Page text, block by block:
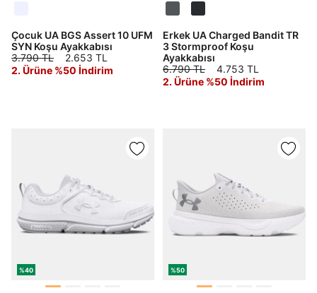
Çocuk UA BGS Assert 10 UFM
SYN Koşu Ayakkabısı
3.790 TL
2.653 TL
2. Ürüne %50 İndirim
Erkek UA Charged Bandit TR
3 Stormproof Koşu
Ayakkabısı
6.790 TL
4.753 TL
2. Ürüne %50 İndirim
%40 %50